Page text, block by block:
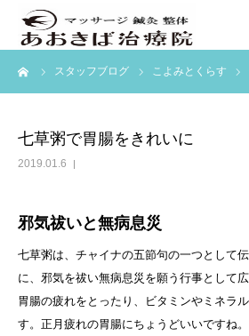
スタッフブログ こよみとくらす
七草粥で胃腸をきれいに
2019.01.6
邪気祓いと無病息災
七草粥は、チャイナの五節句の一つとして
に、邪気を祓い無病息災を願う行事として
胃腸の疲れをとったり、ビタミンやミネラ
す。正月疲れの胃腸にちょうどいいですね。
ホーム
訪問マッサージ
ブログ
アクセス